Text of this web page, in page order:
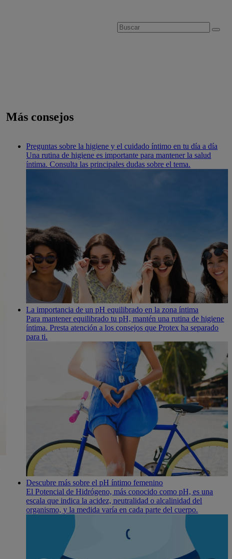
Más consejos
Preguntas sobre la higiene y el cuidado íntimo en tu día a día
Una rutina de higiene es importante para mantener la salud
íntima. Consulta las principales dudas sobre el tema.
La importancia de un pH equilibrado en la zona íntima
Para mantener equilibrado tu pH, mantén una rutina de higiene
íntima. Presta atención a los consejos que Protex ha separado
para ti.
Descubre más sobre el pH íntimo femenino
El Potencial de Hidrógeno, más conocido como pH, es una
escala que indica la acidez, neutralidad o alcalinidad del
organismo, y la medida varía en cada parte del cuerpo.